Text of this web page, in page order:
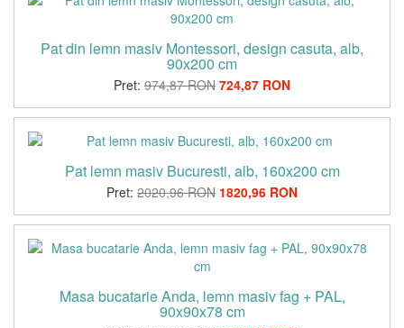
Pat din lemn masiv Montessori, design casuta, alb,
90x200 cm
Pret: 974,87 RON 724,87 RON
Pat lemn masiv Bucuresti, alb, 160x200 cm
Pret: 2020,96 RON 1820,96 RON
Masa bucatarie Anda, lemn masiv fag + PAL,
90x90x78 cm